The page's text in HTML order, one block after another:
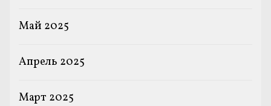
Май 2025
Апрель 2025
Март 2025